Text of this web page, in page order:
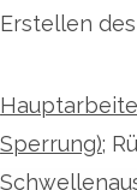
Erstellen
Sperrung);